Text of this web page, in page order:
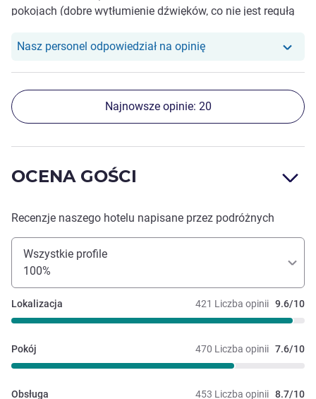
pokojach (dobre wytłumienie dźwięków, co nie jest regułą
Nasz personel odpowiedział na opinię
Najnowsze opinie: 20
OCENA GOŚCI
Recenzje naszego hotelu napisane przez podróżnych
Wszystkie profile
100%
421 Liczba opinii 9.6/10
Lokalizacja
470 Liczba opinii 7.6/10
Pokój
453 Liczba opinii 8.7/10
Obsługa